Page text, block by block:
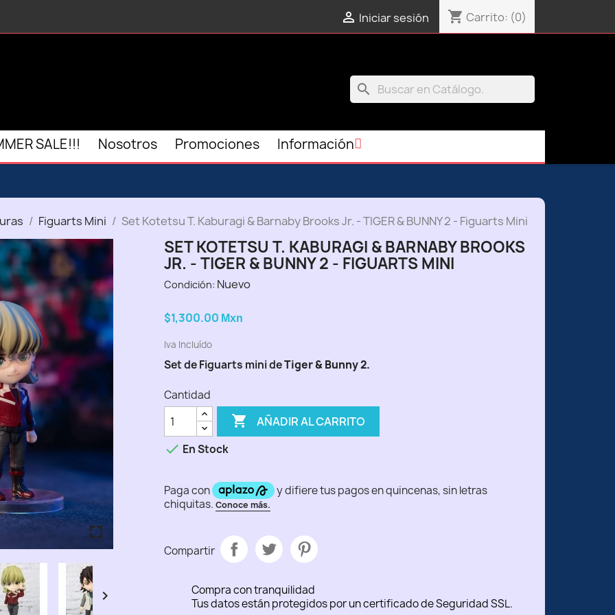
 Iniciar sesión shopping_cart Carrito: (0)
search
SALE!!! Nosotros Promociones Información
Figuarts Mini Set Kotetsu T. Kaburagi & Barnaby Brooks Jr. - TIGER & BUNNY 2 - Figuarts Mini
fullscreen
fullscreen
fullscreen
fullscreen
fullscreen

SET KOTETSU T. KABURAGI & BARNABY BROOKS
JR. - TIGER & BUNNY 2 - FIGUARTS MINI
Condición: Nuevo
$1,300.00 Mxn
Iva Incluído
Set de Figuarts mini deTiger & Bunny 2.
Cantidad
 AÑADIR AL CARRITO
 En Stock
Compartir
Compra con tranquilidad
Tus datos están protegidos por un certificado de Seguridad SSL.